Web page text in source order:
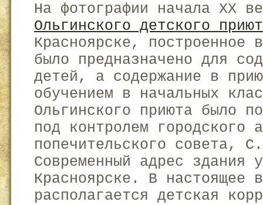
На фотографии начала XX
Ольгинского детского
Красноярске, построенное
было предназначено для
детей, а содержание в
обучением в начальных
Ольгинского приюта было
под контролем городского
попечительского совета,
Современный адрес
Красноярске. В настоящее
располагается детская